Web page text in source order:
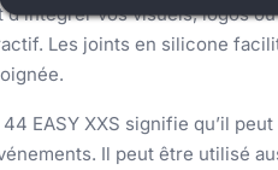
vos visuels, logos
Les joints en silicone
EASY XXS signifie qu’il
Il peut être utilisé